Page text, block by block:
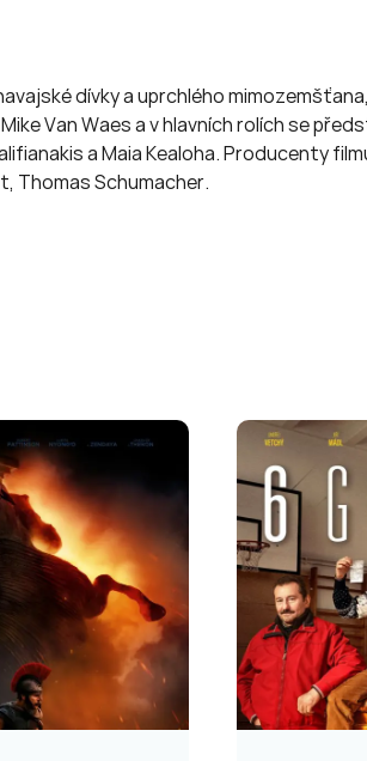
dívky a uprchlého
Van Waes a v hlavních rolích se
a Maia Kealoha. Producenty
Thomas Schumacher.